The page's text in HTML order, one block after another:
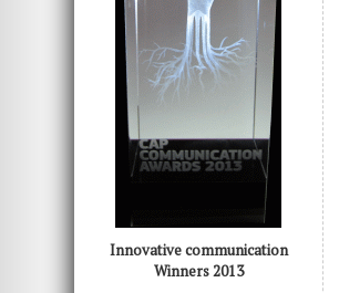
Innovative communication
Winners 2013